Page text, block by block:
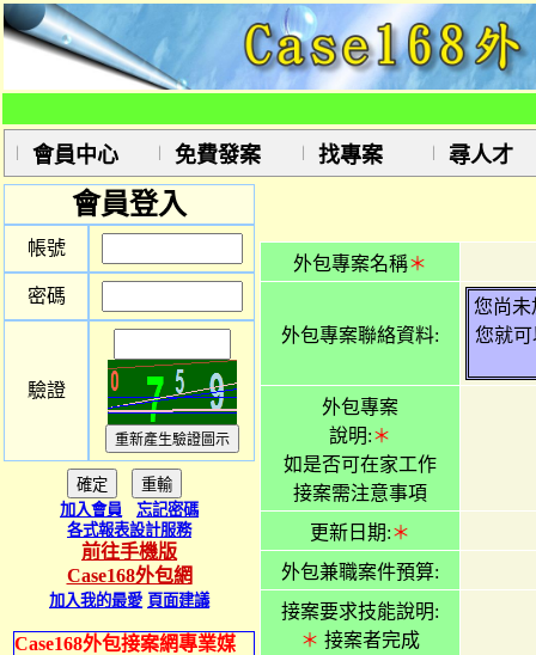
會員中心 免費發案 找專案 尋人才
會員登入
帳號
密碼
驗證
加入會員
忘記密碼
各式報表設計服務
前往手機版
Case168外包網
加入我的最愛 頁面建議
Case168外包接案網專業媒
外包專案名稱＊
外包專案聯絡資料:
您尚未
您就
外包專案
說明:＊
如是否可在家工作
接案需注意事項
更新日期:＊
外包兼職案件預算:
接案要求技能說明:
＊ 接案者完成